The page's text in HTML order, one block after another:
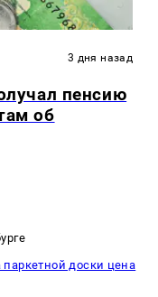
3 дня назад
пенсию
об
паркетной доски цена